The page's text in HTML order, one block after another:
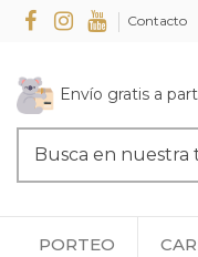
Contacto
Envío gratis a
PORTEO